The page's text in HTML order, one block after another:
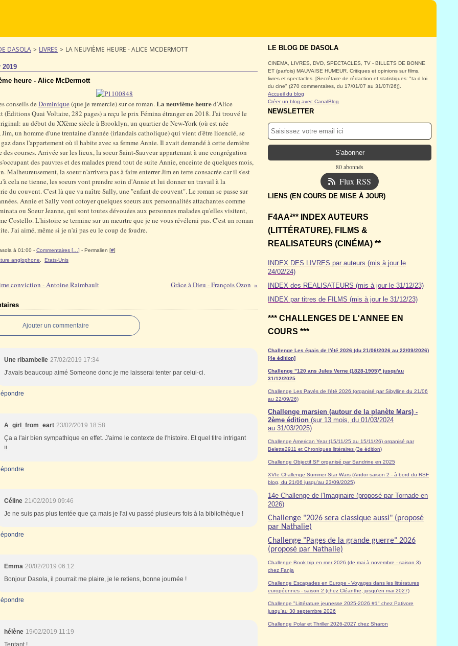
DASOLA > LIVRES > LA NEUVIÈME HEURE - ALICE MCDERMOTT
2019
heure - Alice McDermott
conseils de Dominique(que je remercie) sur ce roman.La neuvième heured'Alice
(Editions Quai Voltaire, 282 pages) a reçu le prix Fémina étranger en 2018. J'ai trouvé le
au début du XXème siècle à Brooklyn, un quartier de New-York (où est née
un homme d'une trentaine d'année (irlandais catholique) qui vient d'être licencié, se
dans l'appartement où il habite avec sa femme Annie. Il avait demandé à cette dernière
des courses. Arrivée sur les lieux, la soeur Saint-Sauveur appartenant à une congrégation
des pauvres et des malades prend tout de suite Annie, enceinte de quelques mois,
Malheureusement, la soeur n'arrivera pas à faire enterrer Jim en terre consacrée car il s'est
cela ne tienne, les soeurs vont prendre soin d'Annie et lui donner un travail à la
du couvent. C'est là que va naître Sally, une "enfant de couvent". Le roman se passe sur
Annie et Sally vont cotoyer quelques soeurs aux personnalités attachantes comme
ou Soeur Jeanne, qui sont toutes dévouées aux personnes malades qu'elles visitent,
Costello. L'histoire se termine sur un meurtre que je ne vous révélerai pas. C'est un roman
J'ai aimé, même si je n'ai pas eu le coup de foudre.
à 01:00 - Commentaires [ ] - Permalien [#]
anglophone Etats-Unis
conviction - Antoine Raimbault Grâce à Dieu - François Ozon
Ajouter un commentaire
Une ribambelle 27/02/2019 17:34
J'avais beaucoup aimé Someone donc je me laisserai tenter par celui-ci.
A_girl_from_eart 23/02/2019 18:58
Ça a l'air bien sympathique en effet. J'aime le contexte de l'histoire. Et quel titre intrigant
!!
Céline 21/02/2019 09:46
Je ne suis pas plus tentée que ça mais je l'ai vu passé plusieurs fois à la bibliothèque !
Emma 20/02/2019 06:12
Bonjour Dasola, il pourrait me plaire, je le retiens, bonne journée !
hélène 19/02/2019 11:19
Tentant !
LE BLOG DE DASOLA
CINEMA, LIVRES, DVD, SPECTACLES, TV - BILLETS DE BONNE
ET (parfois) MAUVAISE HUMEUR. Critiques et opinions sur films,
livres et spectacles. [Secrétaire de rédaction et statistiques: "ta d loi
du cine" (270 commentaires, du 17/01/07 au 31/07/26)].
Accueil du blog
Créer un blog avec CanalBlog
NEWSLETTER
80 abonnés
Flux RSS
LIENS (EN COURS DE MISE À JOUR)
F4AA²** INDEX AUTEURS
(LITTÉRATURE), FILMS &
REALISATEURS (CINÉMA) **
INDEX DES LIVRES par auteurs (mis à jour le
24/02/24)
INDEX des REALISATEURS (mis à jour le 31/12/23)
INDEX par titres de FILMS (mis à jour le 31/12/23)
*** CHALLENGES DE L'ANNEE EN
COURS ***
Challenge Les épais de l'été 2026 (du 21/06/2026 au 22/09/2026)
[4e édition]
Challenge "120 ans Jules Verne (1828-1905)" jusqu'au
31/12/2025
Challenge Les Pavés de l'été 2026 (organisé par Sibylline du 21/06
au 22/09/26)
Challenge marsien (autour de la planète Mars) -
2ème édition (sur 13 mois, du 01/03/2024
au 31/03/2025)
Challenge American Year (15/11/25 au 15/11/26) organisé par
Belette2911 et Chroniques littéraires (3e édition)
Challenge Objectif SF organisé par Sandrine en 2025
XVIe Challenge Summer Star Wars (Andor saison 2 - à bord du RSF
blog, du 21/06 jusqu'au 23/09/2025)
14e Challenge de l'Imaginaire (proposé par Tornade en
2026)
Challenge "2026 sera classique aussi" (proposé
par Nathalie)
Challenge "Pages de la grande guerre" 2026
(proposé par Nathalie)
Challenge Book trip en mer 2026 (de mai à novembre - saison 3)
chez Fanja
Challenge Escapades en Europe - Voyages dans les littératures
européennes - saison 2 (chez Cléanthe, jusqu'en mai 2027)
Challenge "Littérature jeunesse 2025-2026 #1" chez Pativore
jusqu'au 30 septembre 2026
Challenge Polar et Thriller 2026-2027 chez Sharon